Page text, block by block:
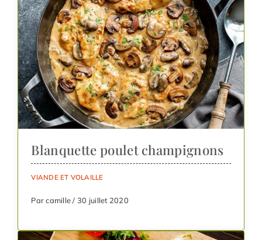
Blanquette poulet champignons
VIANDE ET VOLAILLE
Par camille / 30 juillet 2020